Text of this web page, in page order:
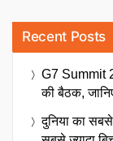
Recent Posts
G7 Summit
की बैठक,
दुनिया का